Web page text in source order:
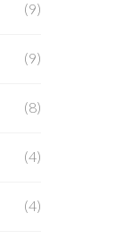
(9)
(9)
(8)
(4)
(4)